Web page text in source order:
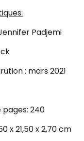
Padjemi
: mars 2021
240
x 21,50 x 2,70 cm